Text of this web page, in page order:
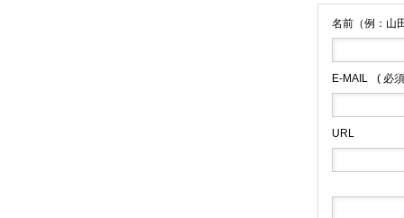
名前（例：山
E-MAIL ( 必
URL